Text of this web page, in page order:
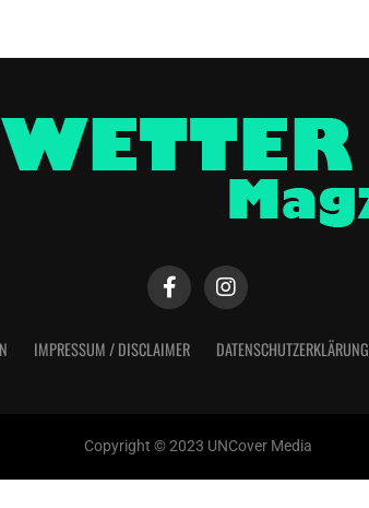
IMPRESSUM / DISCLAIMER DATENSCHUTZERKLÄRUNG
Copyright © 2023 UNCover Media